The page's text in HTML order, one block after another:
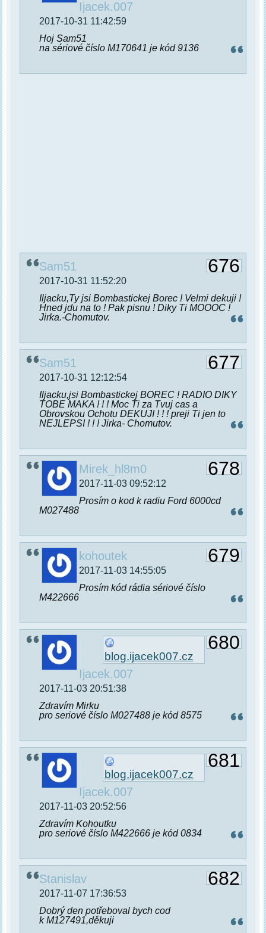
Ijacek.007
2017-10-31 11:42:59
Hoj Sam51
na sériové číslo M170641 je kód 9136
676
Sam51
2017-10-31 11:52:20
Iljacku,Ty jsi Bombastickej Borec ! Velmi dekuji !
Hned jdu na to ! Pak pisnu ! Diky Ti MOOOC !
Jirka.-Chomutov.
677
Sam51
2017-10-31 12:12:54
Iljacku,jsi Bombastickej BOREC ! RADIO DIKY
TOBE MAKA ! ! ! Moc Ti za Tvuj cas a
Obrovskou Ochotu DEKUJI ! ! ! preji Ti jen to
NEJLEPSI ! ! ! Jirka- Chomutov.
678
Mirek_hl8m0
2017-11-03 09:52:12
Prosím o kod k radiu Ford 6000cd
M027488
679
kohoutek
2017-11-03 14:55:05
Prosím kód rádia sériové číslo
M422666
680
blog.ijacek007.cz
Ijacek.007
2017-11-03 20:51:38
Zdravím Mirku
pro seriové číslo M027488 je kód 8575
681
blog.ijacek007.cz
Ijacek.007
2017-11-03 20:52:56
Zdravím Kohoutku
pro seriové číslo M422666 je kód 0834
682
Stanislav
2017-11-07 17:36:53
Dobrý den potřeboval bych cod
k M127491,děkuji